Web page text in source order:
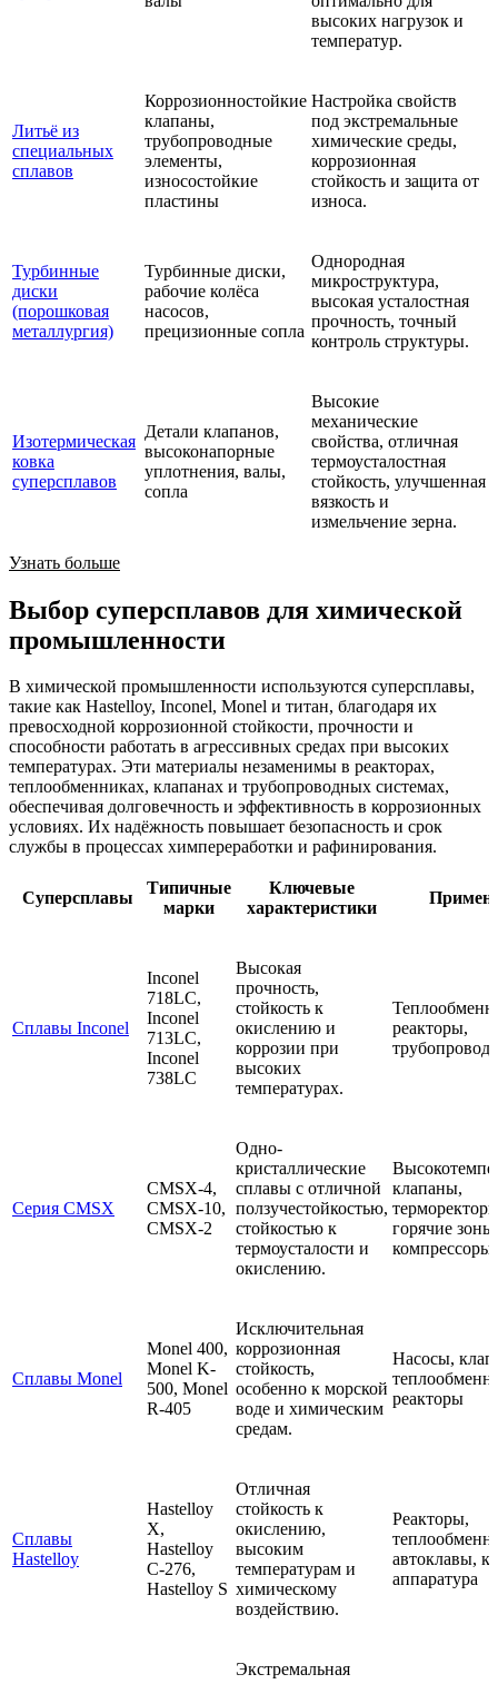
высоких нагрузок и
температур.
Литьё из
специальных
сплавов
Коррозионностойкие
клапаны,
трубопроводные
элементы,
износостойкие
пластины
Настройка свойств
под экстремальные
химические среды,
коррозионная
стойкость и защита от
износа.
Турбинные
диски
(порошковая
металлургия)
Турбинные диски,
рабочие колёса
насосов,
прецизионные сопла
Однородная
микроструктура,
высокая усталостная
прочность, точный
контроль структуры.
Изотермическая
ковка
суперсплавов
Детали клапанов,
высоконапорные
уплотнения, валы,
сопла
Высокие
механические
свойства, отличная
термоусталостная
стойкость, улучшенная
вязкость и
измельчение зерна.
Узнать больше
Выбор суперсплавов для химической
промышленности
В химической промышленности используются суперсплавы,
такие как Hastelloy, Inconel, Monel и титан, благодаря их
превосходной коррозионной стойкости, прочности и
способности работать в агрессивных средах при высоких
температурах. Эти материалы незаменимы в реакторах,
теплообменниках, клапанах и трубопроводных системах,
обеспечивая долговечность и эффективность в коррозионных
условиях. Их надёжность повышает безопасность и срок
службы в процессах химпереработки и рафинирования.
Суперсплавы
Типичные
марки
Ключевые
характеристики
Сплавы Inconel
Inconel
718LC,
Inconel
713LC,
Inconel
738LC
Высокая
прочность,
стойкость к
окислению и
коррозии при
высоких
температурах.
реакторы,
Серия CMSX
CMSX-4,
CMSX-10,
CMSX-2
Одно-
кристаллические
сплавы с отличной
ползучестойкостью,
стойкостью к
термоусталости и
окислению.
клапаны,
горячие зоны,
компрессоры
Сплавы Monel
Monel 400,
Monel K-
500, Monel
R-405
Исключительная
коррозионная
стойкость,
особенно к морской
воде и химическим
средам.
Насосы,
реакторы
Сплавы
Hastelloy
Hastelloy
X,
Hastelloy
C-276,
Hastelloy S
Отличная
стойкость к
окислению,
высоким
температурам и
химическому
воздействию.
Реакторы,
автоклавы,
аппаратура
Экстремальная